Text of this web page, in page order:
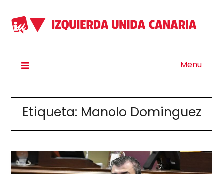
Menu
Etiqueta: Manolo Dominguez